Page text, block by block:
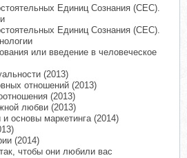
Единиц Сознания (СЕС).
Единиц Сознания (СЕС).
или введение в человеческое
(2013)
отношений (2013)
(2013)
любви (2013)
основы маркетинга (2014)
(2014)
чтобы они любили вас